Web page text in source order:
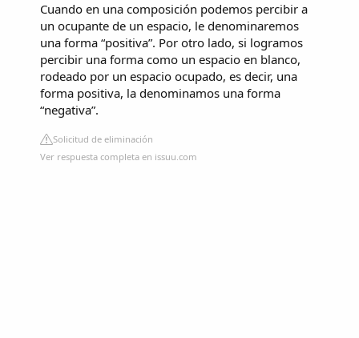
Cuando en una composición podemos percibir a
un ocupante de un espacio, le denominaremos
una forma “positiva”. Por otro lado, si logramos
percibir una forma como un espacio en blanco,
rodeado por un espacio ocupado, es decir, una
forma positiva, la denominamos una forma
“negativa”.
Solicitud de eliminación
Ver respuesta completa en issuu.com